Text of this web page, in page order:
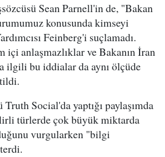
Sean Parnell'in de, "Bakan
konusunda kimseyi
Feinberg'i suçlamadı.
içi anlaşmazlıklar ve Bakanın İran
ilgili bu iddialar da aynı ölçüde
Social'da yaptığı paylaşımda
türlerde çok büyük miktarda
vurgularken "bilgi